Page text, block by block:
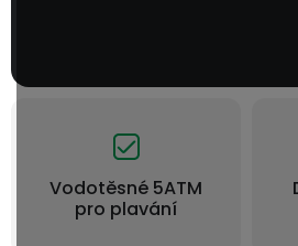
Vodotěsné 5ATM
pro plavání